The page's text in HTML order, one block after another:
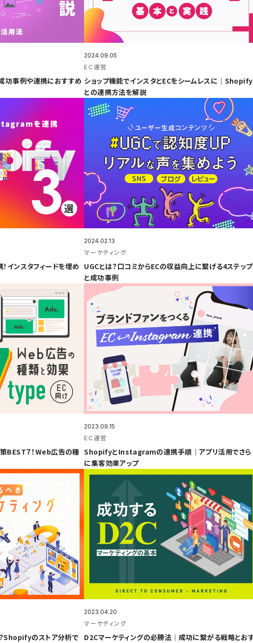
功事例や連携におすすめ
2024.09.05
EC運営
ショップ機能でインスタとECをシームレスに｜Shopify
との連携方法を解説
ンスタフィードを埋め
2024.02.13
マーケティング
UGCとは？口コミからECの収益向上に繋げる4ステップ
と成功事例
BEST７！Web広告の種
2023.09.15
EC運営
ShopifyとInstagramの連携手順｜アプリ活用でさら
に集客効果アップ
Shopifyのストア分析で
2023.04.20
マーケティング
D2Cマーケティングの必勝法｜成功に繋がる戦略とお